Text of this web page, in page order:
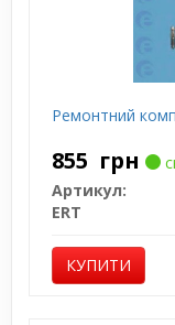
Ремонтний
855 грн
Артикул:
ERT
КУПИТИ